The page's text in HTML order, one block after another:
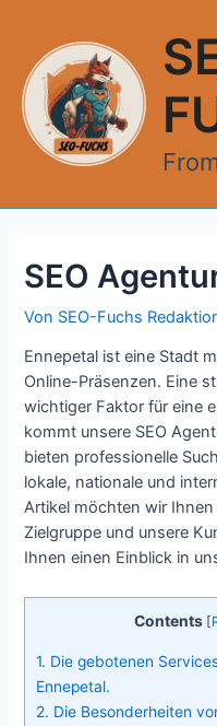
springen
SEO
Von SEO-Fuchs
Ennepetal ist eine Stadt
Online-Präsenzen. Eine
wichtiger Faktor für eine
kommt unsere SEO
bieten professionelle
lokale, nationale und
Artikel möchten wir
Zielgruppe und unsere
Ihnen einen Einblick in
Contents [
1. Die gebotenen
Ennepetal.
2. Die Besonderheiten